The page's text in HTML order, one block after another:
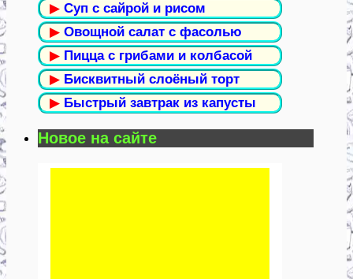
▶ Суп с сайрой и рисом
▶ Овощной салат с фасолью
▶ Пицца с грибами и колбасой
▶ Бисквитный слоёный торт
▶ Быстрый завтрак из капусты
Новое на сайте